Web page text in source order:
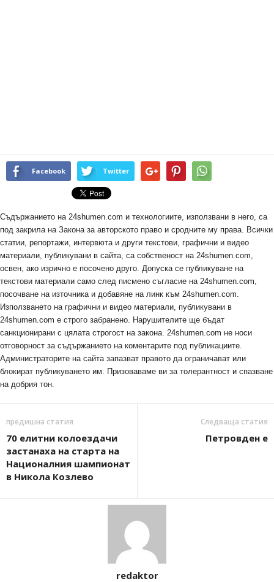
Facebook Twitter
Съдържанието на 24shumen.com и технологиите, използвани в него, са
под закрила на Закона за авторското право и сродните му права. Всички
статии, репортажи, интервюта и други текстови, графични и видео
материали, публикувани в сайта, са собственост на 24shumen.com,
освен, ако изрично е посочено друго. Допуска се публикуване на
текстови материали само след писмено съгласие на 24shumen.com,
посочване на източника и добавяне на линк към 24shumen.com.
Използването на графични и видео материали, публикувани в
24shumen.com е строго забранено. Нарушителите ще бъдат
санкционирани с цялата строгост на закона. 24shumen.com не носи
отговорност за съдържанието на коментарите под публикациите.
Администраторите на сайта запазват правото да ограничават или
блокират публикуването им. Призоваваме ви за толерантност и спазване
на добрия тон.
предишна статия
70 елитни колоездачи
застанаха на старта на
Националния шампионат
в Никола Козлево
Следваща статия
Петровден е
redaktor